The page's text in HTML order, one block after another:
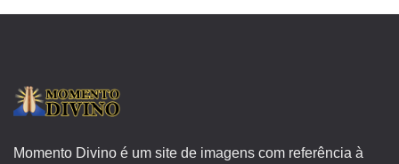
Momento Divino é um site de imagens com referência à